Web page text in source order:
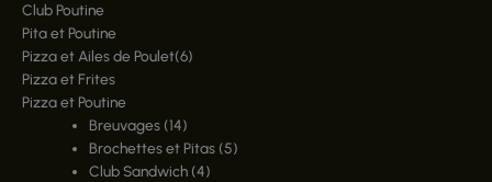
Club Poutine
Pita et Poutine
Pizza et Ailes de Poulet(6)
Pizza et Frites
Pizza et Poutine
Breuvages (14)
Brochettes et Pitas (5)
Club Sandwich (4)